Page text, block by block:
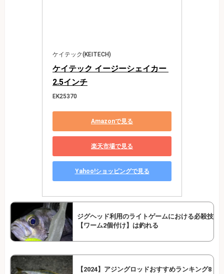
ケイテック(KEITECH)
ケイテック イージーシェイカー
2.5インチ
EK25370
Amazonで見る
楽天市場で見る
Yahoo!ショッピングで見る
ジグヘッド利用のライトゲームにおける必殺技
【ワーム2個付け】は釣れる
【2024】アジングロッドおすすめランキング8